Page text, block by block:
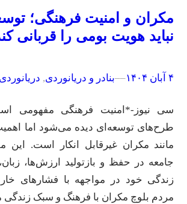
مکران و امنیت فرهنگی؛
نباید هویت بومی را قربانی
۴ آبان ۱۴۰۴ –
–بنادر و دریانوردی, دریانوردی
سی نیوز-*امنیت فرهنگی مفهومی
طرح‌های توسعه‌ای دیده می‌شود اما
مانند مکران غیرقابل انکار است. این
جامعه در حفظ و بازتولید ارزش‌ها،
زندگی خود در مواجهه با فشارهای
مردم بلوچ مکران با فرهنگ و سبک